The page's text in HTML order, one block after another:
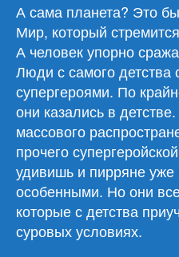
А сама планета? Это
Мир, который
А человек упорно
Люди с самого детства
супергероями. По
они казались в
массового
прочего
удивишь и пирряне
особенными. Но они
которые с детства
суровых условиях.